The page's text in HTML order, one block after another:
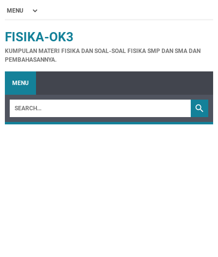
FISIKA-OK3
KUMPULAN MATERI FISIKA DAN SOAL-SOAL FISIKA SMP DAN SMA DAN
PEMBAHASANNYA.
MENU